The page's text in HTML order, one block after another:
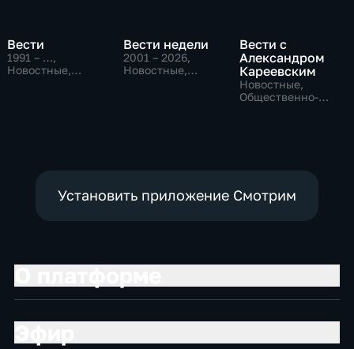
Вести
1991 – …,
Новостные,
Вести недели
2001 – 2026,
Новостные,
Вести с
Александром
Кареевским
Новостные,
Общественно-
Установить приложение Смотрим